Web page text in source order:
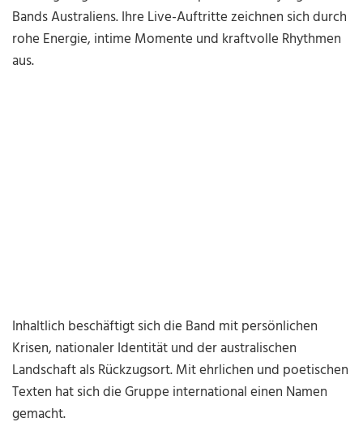
Bands Australiens. Ihre Live-Auftritte zeichnen sich durch
rohe Energie, intime Momente und kraftvolle Rhythmen
aus.
Inhaltlich beschäftigt sich die Band mit persönlichen
Krisen, nationaler Identität und der australischen
Landschaft als Rückzugsort. Mit ehrlichen und poetischen
Texten hat sich die Gruppe international einen Namen
gemacht.